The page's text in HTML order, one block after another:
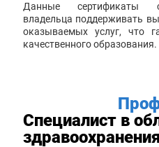
Данные сертификаты
владельца поддерживать
оказываемых услуг, что
качественного образования.
Специалист в